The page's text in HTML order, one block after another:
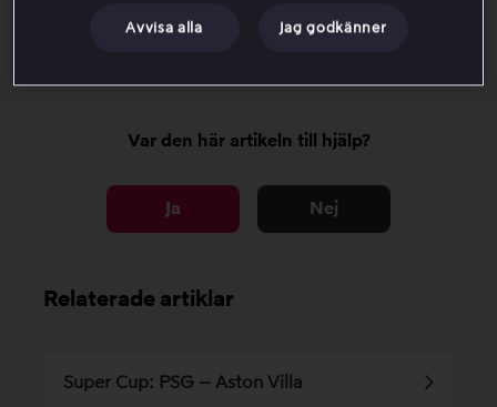
Var den här artikeln till hjälp?
Ja Nej
Relaterade artiklar
Super Cup: PSG – Aston Villa
Avvisa alla Jag godkänner